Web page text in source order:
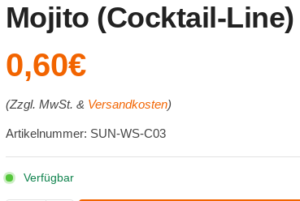
Mojito (Cocktail-Line)
0,60€
(Zzgl. MwSt. & Versandkosten)
Artikelnummer: SUN-WS-C03
Verfügbar